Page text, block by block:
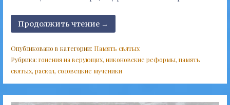
Продолжить чтение →
Опубликовано в категории: Память святых
Рубрика: гонения на верующих, никоновские реформы, память
святых, раскол, соловецкие мученики